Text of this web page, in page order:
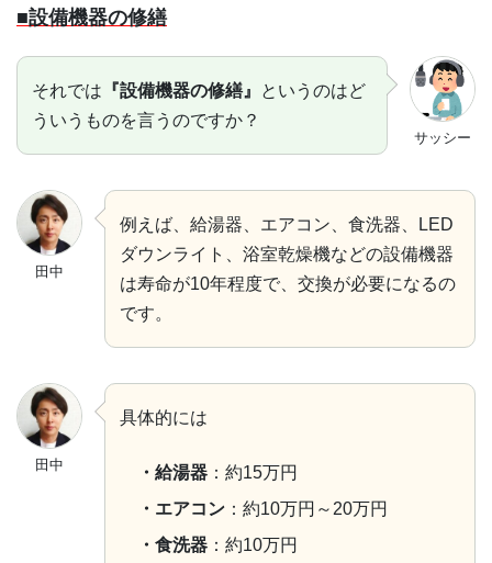
■設備機器の修繕
サッシー
それでは 『設備機器の修繕』
というのはど
ういうものを言うのですか？
田中
例えば、給湯器、エアコン、食洗器、LED
ダウンライト、浴室乾燥機などの設備機器
は寿命が10年程度で、交換が必要になるの
です。
田中
具体的には
・給湯器 ：約15万円
・エアコン ：約10万円～20万円
・食洗器 ：約10万円